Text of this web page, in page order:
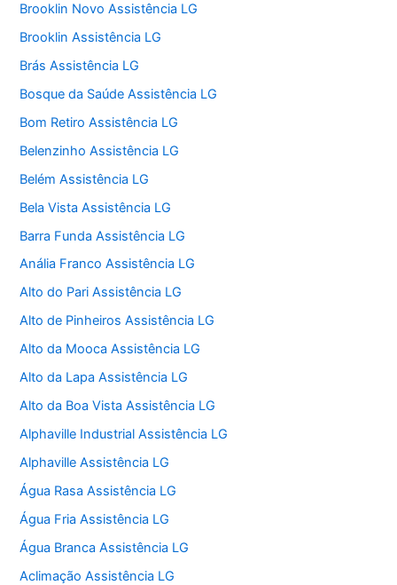
Brooklin Novo Assistência LG
Brooklin Assistência LG
Brás Assistência LG
Bosque da Saúde Assistência LG
Bom Retiro Assistência LG
Belenzinho Assistência LG
Belém Assistência LG
Bela Vista Assistência LG
Barra Funda Assistência LG
Anália Franco Assistência LG
Alto do Pari Assistência LG
Alto de Pinheiros Assistência LG
Alto da Mooca Assistência LG
Alto da Lapa Assistência LG
Alto da Boa Vista Assistência LG
Alphaville Industrial Assistência LG
Alphaville Assistência LG
Água Rasa Assistência LG
Água Fria Assistência LG
Água Branca Assistência LG
Aclimação Assistência LG